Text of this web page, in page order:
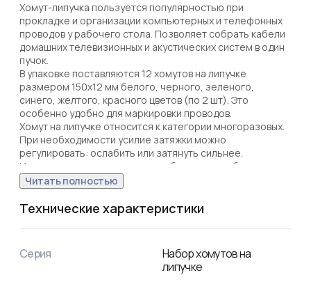
Хомут-липучка пользуется популярностью при
прокладке и организации компьютерных и телефонных
проводов у рабочего стола. Позволяет собрать кабели
домашних телевизионных и акустических систем в один
пучок.
В упаковке поставляются 12 хомутов на липучке
размером 150х12 мм белого, черного, зеленого,
синего, желтого, красного цветов (по 2 шт). Это
особенно удобно для маркировки проводов.
Хомут на липучке относится к категории многоразовых.
При необходимости усилие затяжки можно
регулировать: ослабить или затянуть сильнее.
Изделия отвечают высоким требованиям и обладают
гибкостью, высокой прочностью, термостойкостью. Их
мягкая текстура исключает риск повреждений и
перетяжки кабельных жгутов.
Изделие легко монтируется и демонтируется. Установка
выполняется вручную без использования специальных
Читать полностью
Технические характеристики
Серия
Набор хомутов на
липучке